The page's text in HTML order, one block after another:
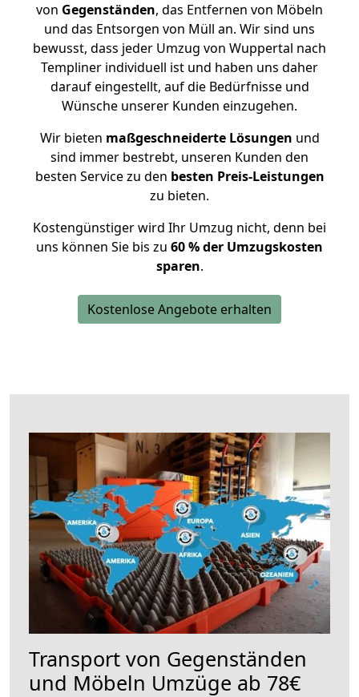
von Gegenständen, das Entfernen von Möbeln
und das Entsorgen von Müll an. Wir sind uns
bewusst, dass jeder Umzug von Wuppertal nach
Templiner individuell ist und haben uns daher
darauf eingestellt, auf die Bedürfnisse und
Wünsche unserer Kunden einzugehen.
Wir bieten maßgeschneiderte Lösungen und
sind immer bestrebt, unseren Kunden den
besten Service zu den besten Preis-Leistungen
zu bieten.
Kostengünstiger wird Ihr Umzug nicht, denn bei
uns können Sie bis zu 60 % der Umzugskosten
sparen.
Kostenlose Angebote erhalten
Transport von Gegenständen
und Möbeln Umzüge ab 78€